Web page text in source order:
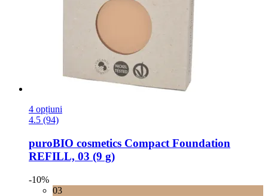
4 opțiuni
4.5 (94)
puroBIO cosmetics Compact Foundation
REFILL, 03 (9 g)
-10%
03